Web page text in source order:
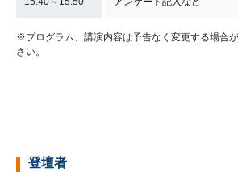
※プログラム、講演内容は予告なく変更する場合
さい。
登壇者